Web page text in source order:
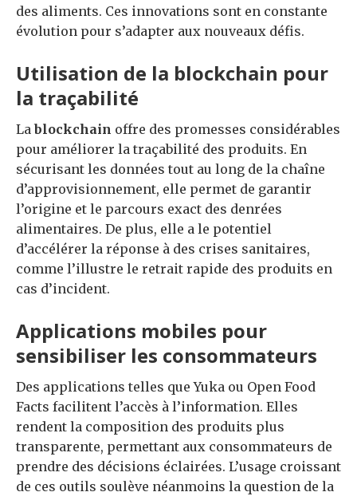
des aliments. Ces innovations sont en constante
évolution pour s’adapter aux nouveaux défis.
Utilisation de la blockchain pour
la traçabilité
Lablockchain offre des promesses considérables
pour améliorer la traçabilité des produits. En
sécurisant les données tout au long de la chaîne
d’approvisionnement, elle permet de garantir
l’origine et le parcours exact des denrées
alimentaires. De plus, elle a le potentiel
d’accélérer la réponse à des crises sanitaires,
comme l’illustre le retrait rapide des produits en
cas d’incident.
Applications mobiles pour
sensibiliser les consommateurs
Des applications telles que Yuka ou Open Food
Facts facilitent l’accès à l’information. Elles
rendent la composition des produits plus
transparente, permettant aux consommateurs de
prendre des décisions éclairées. L’usage croissant
de ces outils soulève néanmoins la question de la